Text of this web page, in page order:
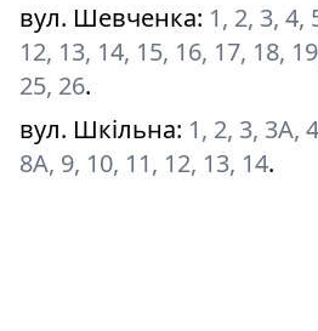
вул. Шевченка: 1, 2, 3, 4,
12, 13, 14, 15, 16, 17, 18,
25, 26.
вул. Шкільна: 1, 2, 3, 3А,
8А, 9, 10, 11, 12, 13, 14.